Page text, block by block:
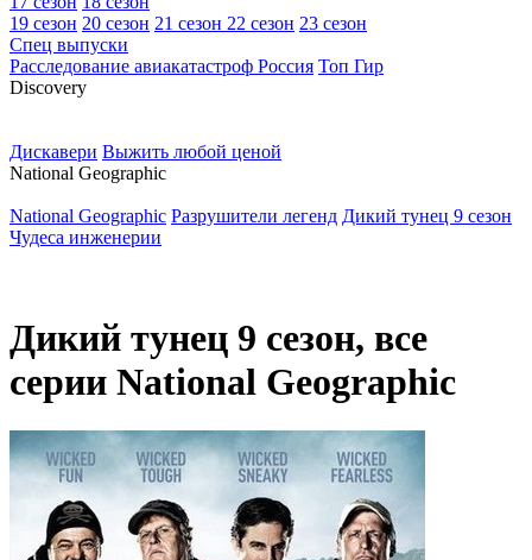
19 сезон 20 сезон 21 сезон 22 сезон 23 сезон
Спец выпуски
Расследование авиакатастроф Россия Топ Гир
Discovery
Дискавери Выжить любой ценой
National Geographic
National Geographic Разрушители легенд Дикий тунец 9 сезон
Чудеса инженерии
Дикий тунец 9 сезон, все
серии National Geographic